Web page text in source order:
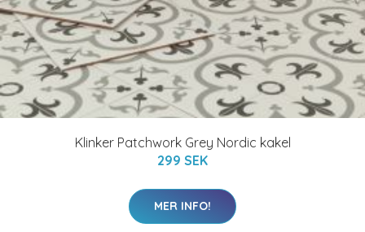
Klinker Patchwork Grey Nordic kakel
299 SEK
MER INFO!